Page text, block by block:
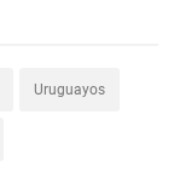
Uruguayos